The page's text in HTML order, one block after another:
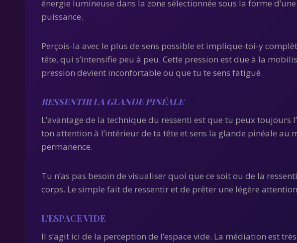
énergie lumineuse dans la zone sélectionnée sous la forme
puissance.
Perçois-la avec le plus de sens possible et implique-toi-y
tête, qui s’intensifie peu à peu. Cette pression est due à la
pression devient inconfortable ou que tu te sens fatigué.
RESSENTIR LA GLANDE PINÉALE
L’avantage de la technique du ressenti est que tu peux
ton attention à l’intérieur de ta tête et sens la glande pinéale
permanence.
Tu n’as pas besoin de visualiser quoi que ce soit ou de la
corps. Le simple fait de ressentir et de prêter une légère
L’ESPACE VIDE
Il s’agit ici de la perception de l’espace vide. La médiation est